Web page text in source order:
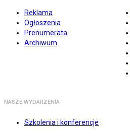
Reklama
Ogłoszenia
Prenumerata
Archiwum
NASZE WYDARZENIA
Szkolenia i konferencje